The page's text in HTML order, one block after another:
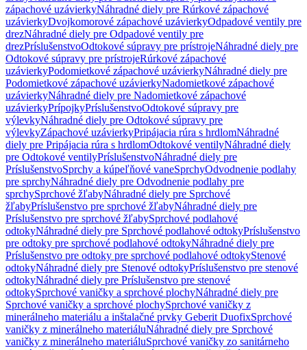
zápachové uzávierkyNáhradné diely pre Rúrkové zápachové
uzávierkyDvojkomorové zápachové uzávierkyOdpadové ventily pre
drezNáhradné diely pre Odpadové ventily pre
drezPríslušenstvoOdtokové súpravy pre prístrojeNáhradné diely pre
Odtokové súpravy pre prístrojeRúrkové zápachové
uzávierkyPodomietkové zápachové uzávierkyNáhradné diely pre
Podomietkové zápachové uzávierkyNadomietkové zápachové
uzávierkyNáhradné diely pre Nadomietkové zápachové
uzávierkyPrípojkyPríslušenstvoOdtokové súpravy pre
výlevkyNáhradné diely pre Odtokové súpravy pre
výlevkyZápachové uzávierkyPripájacia rúra s hrdlomNáhradné
diely pre Pripájacia rúra s hrdlomOdtokové ventilyNáhradné diely
pre Odtokové ventilyPríslušenstvoNáhradné diely pre
PríslušenstvoSprchy a kúpeľňové vaneSprchyOdvodnenie podlahy
pre sprchyNáhradné diely pre Odvodnenie podlahy pre
sprchySprchové žľabyNáhradné diely pre Sprchové
žľabyPríslušenstvo pre sprchové žľabyNáhradné diely pre
Príslušenstvo pre sprchové žľabySprchové podlahové
odtokyNáhradné diely pre Sprchové podlahové odtokyPríslušenstvo
pre odtoky pre sprchové podlahové odtokyNáhradné diely pre
Príslušenstvo pre odtoky pre sprchové podlahové odtokyStenové
odtokyNáhradné diely pre Stenové odtokyPríslušenstvo pre stenové
odtokyNáhradné diely pre Príslušenstvo pre stenové
odtokySprchové vaničky a sprchové plochyNáhradné diely pre
Sprchové vaničky a sprchové plochySprchové vaničky z
minerálneho materiálu a inštalačné prvky Geberit DuofixSprchové
vaničky z minerálneho materiáluNáhradné diely pre Sprchové
vaničky z minerálneho materiáluSprchové vaničky zo sanitárneho